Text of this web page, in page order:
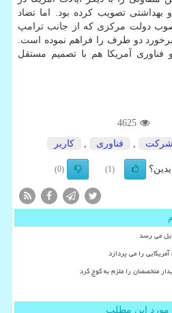
تصویب كرده بود. اما تضاد
دولت مركزی كه از جانب ترامپ
برخورد دو طرف را فراهم نموده است.
فناوری آمریكا هم با تصمیم مستقل
4625
شركت فناوری كاربر
(1)
(0)
می رسد
را می پردازد
متخصصان را ملزم به کوچ کرد
مورد این مطلب